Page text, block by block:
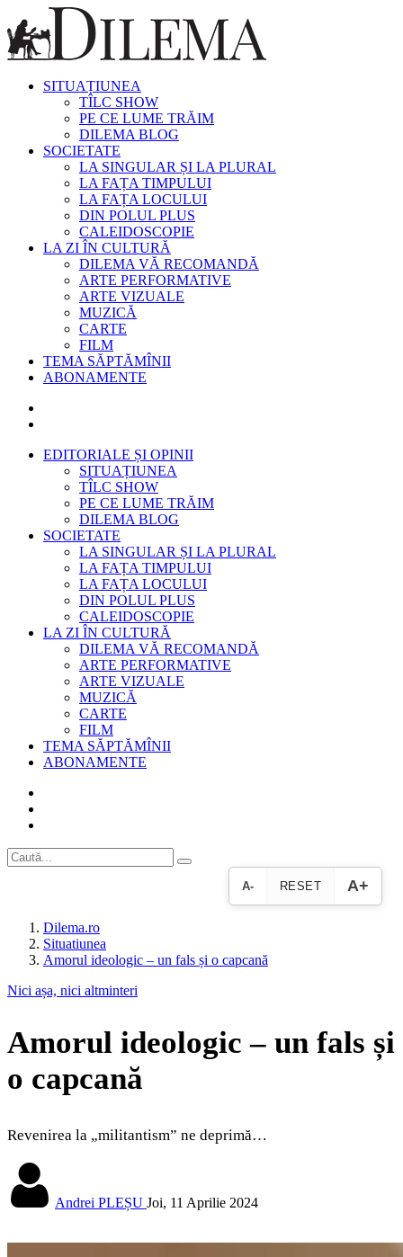
SITUAȚIUNEA
TÎLC SHOW
PE CE LUME TRĂIM
DILEMA BLOG
SOCIETATE
LA SINGULAR ȘI LA PLURAL
LA FAȚA TIMPULUI
LA FAȚA LOCULUI
DIN POLUL PLUS
CALEIDOSCOPIE
LA ZI ÎN CULTURĂ
DILEMA VĂ RECOMANDĂ
ARTE PERFORMATIVE
ARTE VIZUALE
MUZICĂ
CARTE
FILM
TEMA SĂPTĂMÎNII
ABONAMENTE
EDITORIALE ȘI OPINII
SITUAȚIUNEA
TÎLC SHOW
PE CE LUME TRĂIM
DILEMA BLOG
SOCIETATE
LA SINGULAR ȘI LA PLURAL
LA FAȚA TIMPULUI
LA FAȚA LOCULUI
DIN POLUL PLUS
CALEIDOSCOPIE
LA ZI ÎN CULTURĂ
DILEMA VĂ RECOMANDĂ
ARTE PERFORMATIVE
ARTE VIZUALE
MUZICĂ
CARTE
FILM
TEMA SĂPTĂMÎNII
ABONAMENTE
A- RESET A+
Dilema.ro
Situatiunea
Amorul ideologic – un fals și o capcană
Nici așa, nici altminteri
Amorul ideologic – un fals și
o capcană
Revenirea la „militantism” ne deprimă…
Andrei PLEȘU Joi, 11 Aprilie 2024